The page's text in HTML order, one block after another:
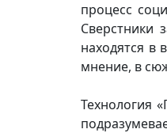
процесс
Сверстники
находятся в
мнение, в
Технология